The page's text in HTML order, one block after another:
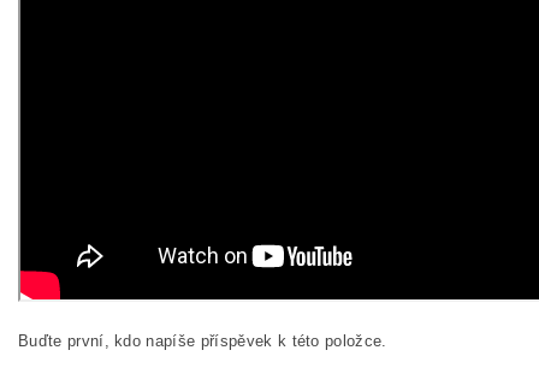
Buďte první, kdo napíše příspěvek k této položce.